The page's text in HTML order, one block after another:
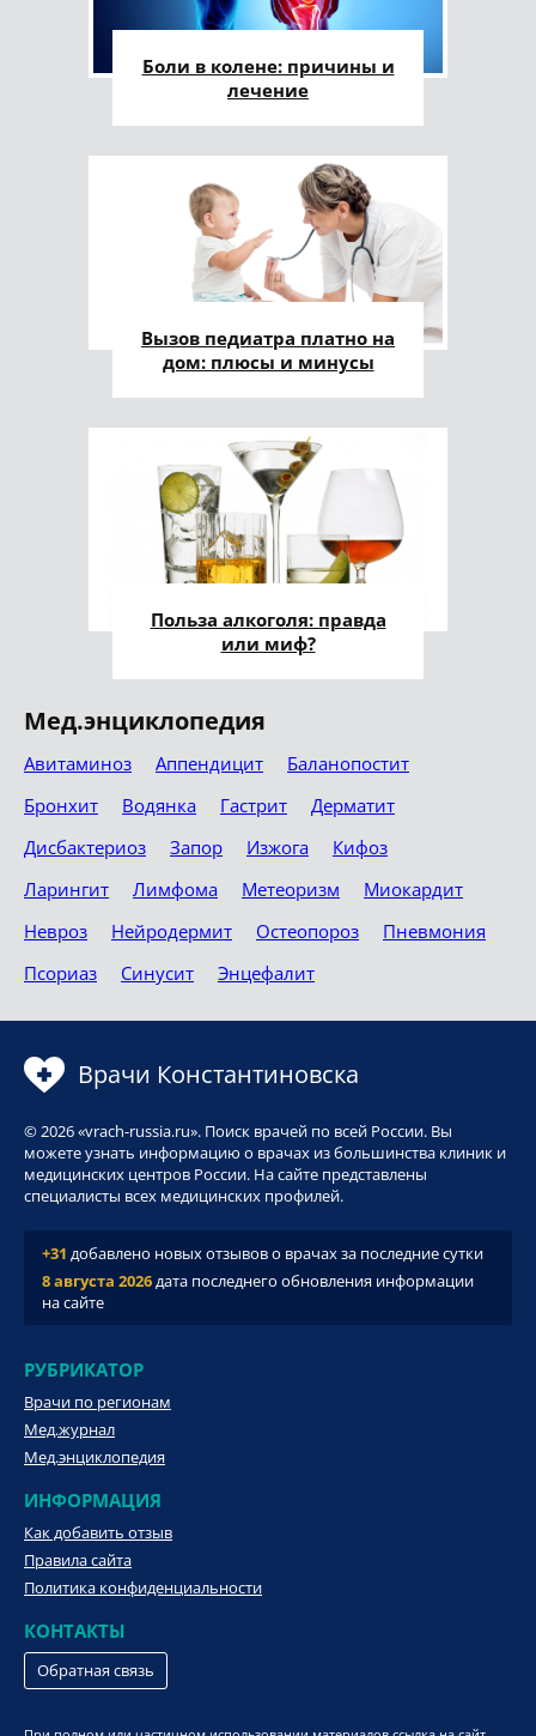
Боли в колене: причины и
лечение
Вызов педиатра платно на
дом: плюсы и минусы
Польза алкоголя: правда
или миф?
Мед.энциклопедия
Авитаминоз Аппендицит
Баланопостит
Бронхит
Водянка Гастрит
Дерматит
Дисбактериоз
Запор Изжога
Кифоз
Ларингит
Лимфома Метеоризм
Миокардит
Невроз
Нейродермит Остеопороз
Пневмония
Псориаз
Синусит Энцефалит
Врачи Константиновска
© 2026 «vrach-russia.ru». Поиск врачей по всей России. Вы
можете узнать информацию о врачах из большинства клиник и
медицинских центров России. На сайте представлены
специалисты всех медицинских профилей.
+31 добавлено новых отзывов о врачах за последние сутки
8 августа 2026дата последнего обновления информации
на сайте
РУБРИКАТОР
Врачи по регионам
Мед.журнал
Мед.энциклопедия
ИНФОРМАЦИЯ
Как добавить отзыв
Правила сайта
Политика конфиденциальности
КОНТАКТЫ
Обратная связь